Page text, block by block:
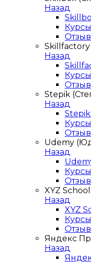
Назад
Назад
Stepik
Назад
Udemy
Назад
XYZ School
Назад
XYZ
Курсы
Яндекс
Назад